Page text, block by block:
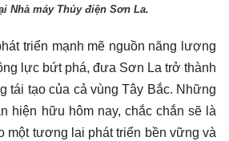
Nhà máy Thủy điện Sơn La.
triển mạnh mẽ nguồn năng lượng
lực bứt phá, đưa Sơn La trở thành
tái tạo của cả vùng Tây Bắc. Những
hiện hữu hôm nay, chắc chắn sẽ là
một tương lai phát triển bền vững và